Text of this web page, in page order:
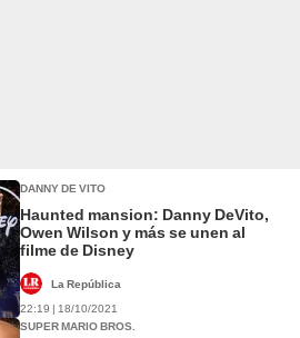
DANNY DE VITO
Haunted mansion: Danny DeVito,
Owen Wilson y más se unen al
filme de Disney
La República
22:19 | 18/10/2021
SUPER MARIO BROS.